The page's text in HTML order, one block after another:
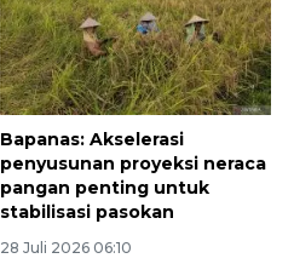
Bapanas: Akselerasi
penyusunan proyeksi neraca
pangan penting untuk
stabilisasi pasokan
28 Juli 2026 06:10